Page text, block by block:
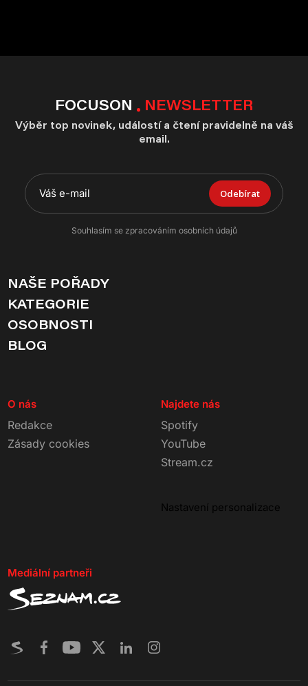
FOCUSON NEWSLETTER
Výběr top novinek, událostí a čtení pravidelně na váš
email.
Odebírat
Souhlasím se zpracováním osobních údajů
NAŠE POŘADY
KATEGORIE
OSOBNOSTI
BLOG
O nás
Redakce
Zásady cookies
Najdete nás
Spotify
YouTube
Stream.cz
Nastavení personalizace
Mediální partneři